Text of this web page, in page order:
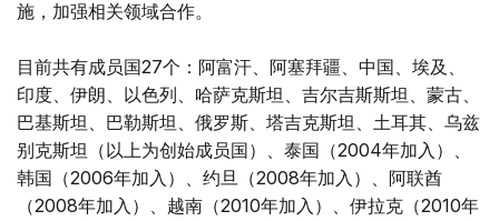
施，加强相关领域合作。
目前共有成员国27个：阿富汗、阿塞拜疆、中国、埃及、
印度、伊朗、以色列、哈萨克斯坦、吉尔吉斯斯坦、蒙古、
巴基斯坦、巴勒斯坦、俄罗斯、塔吉克斯坦、土耳其、乌兹
别克斯坦（以上为创始成员国）、泰国（2004年加入）、
韩国（2006年加入）、约旦（2008年加入）、阿联酋
（2008年加入）、越南（2010年加入）、伊拉克（2010年